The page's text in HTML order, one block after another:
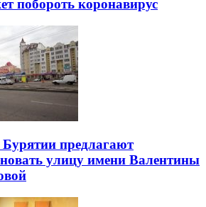
побороть коронавирус
предлагают
улицу имени Валентины